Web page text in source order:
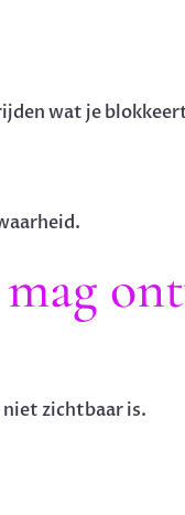
wat je
zichtbaar is.